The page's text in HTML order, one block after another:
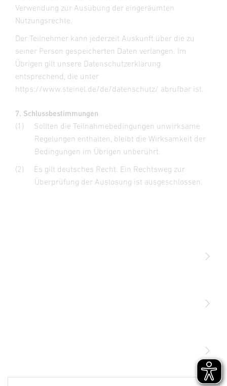
Verwendung zur Ausübung der eingeräumten
Nutzungsrechte.
Der Teilnehmer kann jederzeit Auskunft über die zu
seiner Person gespeicherten Daten verlangen. Im
Übrigen gilt unsere Datenschutzerklärung
entsprechend, die unter
https://www.steinel.de/de/datenschutz/ abrufbar ist.
7. Schlussbestimmungen
(1)
Sollten die Teilnahmebedingungen unwirksame
Regelungen enthalten, bleibt die Wirksamkeit der
Bedingungen im Übrigen unberührt.
(2)
Es gilt deutsches Recht. Ein Rechtsweg zur
Überprüfung der Auslosung ist ausgeschlossen.